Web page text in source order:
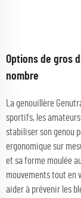
Options de gros
nombre
La genouillère
sportifs, les
stabiliser son genou
ergonomique sur
et sa forme moulée
mouvements tout en
aider à prévenir les